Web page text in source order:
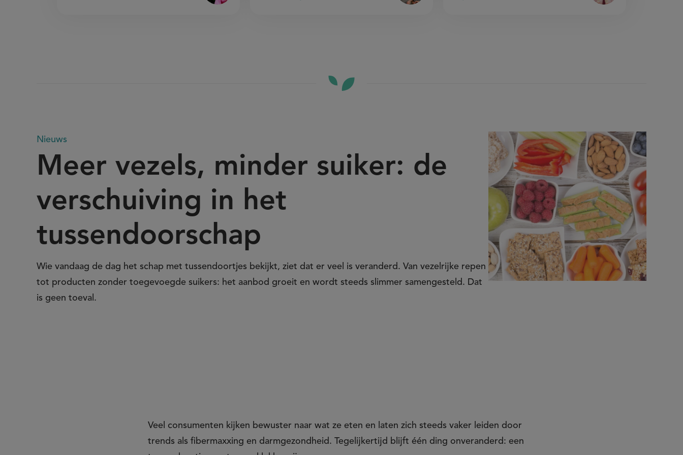
Meer
vezels,
minder
suiker:
verschuiving
Nieuws
Meer vezels, minder suiker: de
verschuiving in het
tussendoorschap
Wie vandaag de dag het schap met tussendoortjes bekijkt, ziet dat er veel is veranderd. Van vezelrijke repen
tot producten zonder toegevoegde suikers: het aanbod groeit en wordt steeds slimmer samengesteld. Dat
is geen toeval.
Veel consumenten kijken bewuster naar wat ze eten en laten zich steeds vaker leiden door
trends als fibermaxxing en darmgezondheid. Tegelijkertijd blijft één ding onveranderd: een